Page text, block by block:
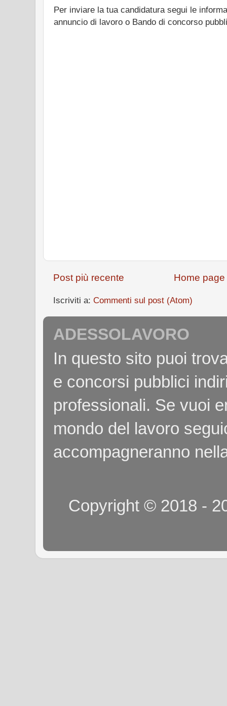
Per inviare la tua candidatura segui le
annuncio di lavoro o Bando di concorso
Post più recente Home page
Iscriviti a: Commenti sul post (Atom)
ADESSOLAVORO
In questo sito puoi
e concorsi pubblici
professionali. Se vuoi
mondo del lavoro
accompagneranno
Copyright © 2018 -